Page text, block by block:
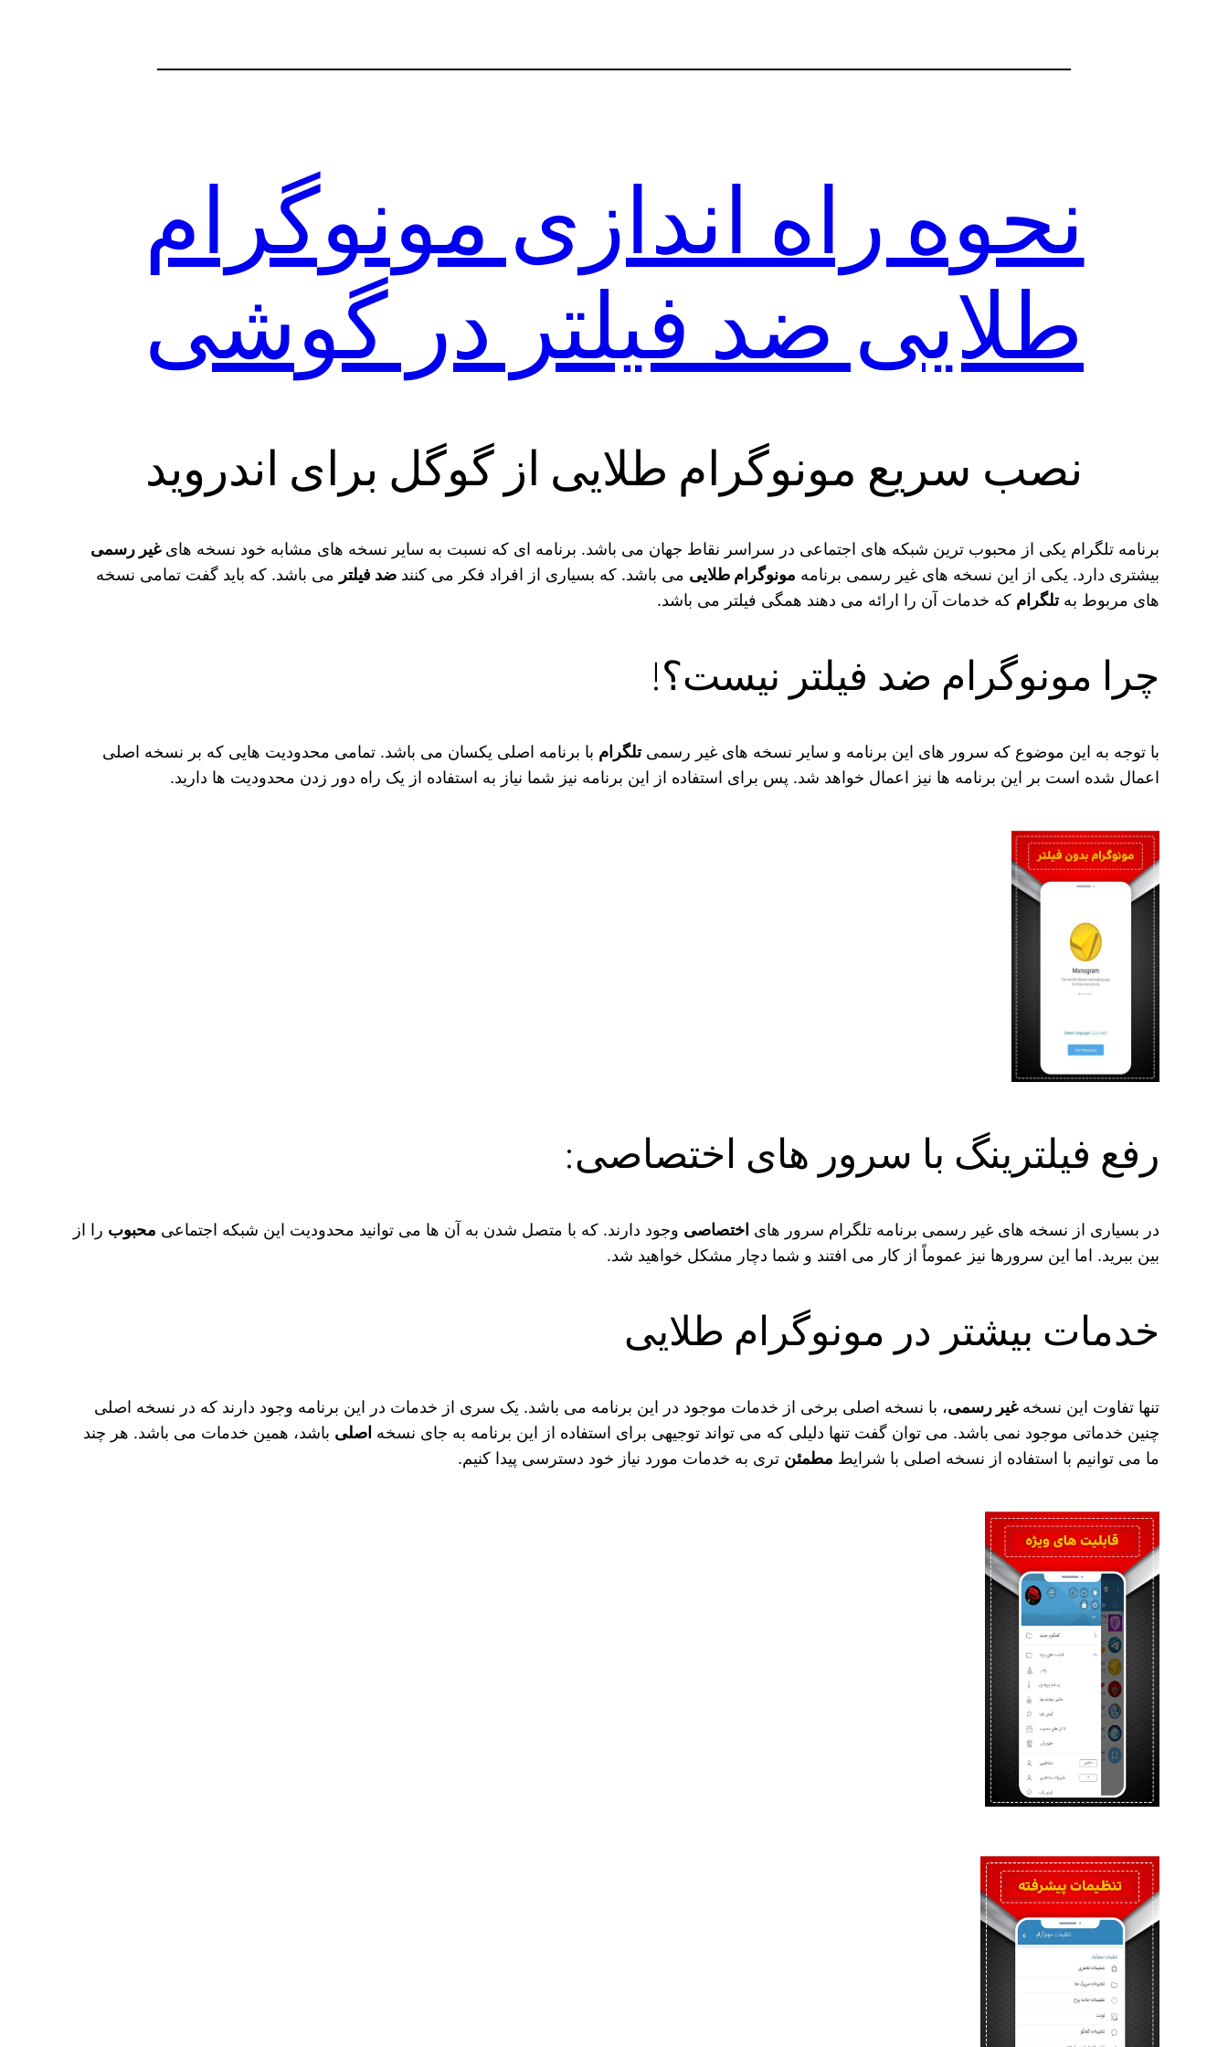
نحوه راه اندازی مونوگرام
طلایی ضد فیلتر در گوشی
نصب سریع مونوگرام طلایی از گوگل برای اندروید
برنامه تلگرام یکی از محبوب‌ ترین شبکه های اجتماعی در سراسر نقاط جهان می باشد. برنامه ای که نسبت به سایر نسخه های مشابه خود نسخه هایغیر رسمی
بیشتری دارد. یکی از این نسخه های غیر رسمی برنامه مونوگرام طلایی می باشد. که بسیاری از افراد فکر می کنندضد فیلتر می باشد. که باید گفت تمامی نسخه
های مربوط بهتلگرام که خدمات آن را ارائه می دهند همگی فیلتر می باشد.
چرا مونوگرام ضد فیلتر نیست؟!
با توجه به این موضوع که سرور های این برنامه و سایر نسخه های غیر رسمیتلگرام با برنامه اصلی یکسان می باشد. تمامی محدودیت‌ هایی که بر نسخه اصلی
اعمال شده است بر این برنامه ها نیز اعمال خواهد شد. پس برای استفاده از این برنامه نیز شما نیاز به استفاده از یک راه دور زدن محدودیت‌ ها دارید.
رفع فیلترینگ با سرور های اختصاصی:
در بسیاری از نسخه های غیر رسمی برنامه تلگرام سرور های اختصاصی وجود دارند. که با متصل شدن به آن‌ ها می‌ توانید محدودیت این شبکه اجتماعی محبوب را از
بین ببرید. اما این سرورها نیز عموماً از کار می افتند و شما دچار مشکل خواهید شد.
خدمات بیشتر در مونوگرام طلایی
تنها تفاوت این نسخهغیر رسمی، با نسخه اصلی برخی از خدمات موجود در این برنامه می باشد. یک سری از خدمات در این برنامه وجود دارند که در نسخه اصلی
چنین خدماتی موجود نمی باشد. می‌ توان گفت تنها دلیلی که می‌ تواند توجیهی برای استفاده از این برنامه به جای نسخه اصلی باشد، همین خدمات می باشد. هر چند
ما می توانیم با استفاده از نسخه اصلی با شرایط مطمئن‌ تری به خدمات مورد نیاز خود دسترسی پیدا کنیم.